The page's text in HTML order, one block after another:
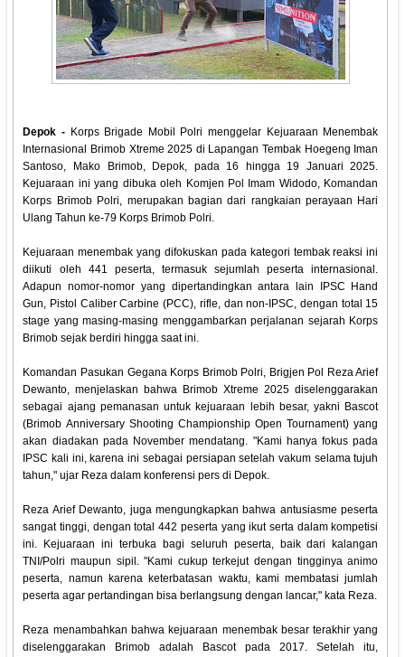
Depok - Korps Brigade Mobil Polri menggelar Kejuaraan Menembak
Internasional Brimob Xtreme 2025 di Lapangan Tembak Hoegeng Iman
Santoso, Mako Brimob, Depok, pada 16 hingga 19 Januari 2025.
Kejuaraan ini yang dibuka oleh Komjen Pol Imam Widodo, Komandan
Korps Brimob Polri, merupakan bagian dari rangkaian perayaan Hari
Ulang Tahun ke-79 Korps Brimob Polri.
Kejuaraan menembak yang difokuskan pada kategori tembak reaksi ini
diikuti oleh 441 peserta, termasuk sejumlah peserta internasional.
Adapun nomor-nomor yang dipertandingkan antara lain IPSC Hand
Gun, Pistol Caliber Carbine (PCC), rifle, dan non-IPSC, dengan total 15
stage yang masing-masing menggambarkan perjalanan sejarah Korps
Brimob sejak berdiri hingga saat ini.
Komandan Pasukan Gegana Korps Brimob Polri, Brigjen Pol Reza Arief
Dewanto, menjelaskan bahwa Brimob Xtreme 2025 diselenggarakan
sebagai ajang pemanasan untuk kejuaraan lebih besar, yakni Bascot
(Brimob Anniversary Shooting Championship Open Tournament) yang
akan diadakan pada November mendatang. "Kami hanya fokus pada
IPSC kali ini, karena ini sebagai persiapan setelah vakum selama tujuh
tahun," ujar Reza dalam konferensi pers di Depok.
Reza Arief Dewanto, juga mengungkapkan bahwa antusiasme peserta
sangat tinggi, dengan total 442 peserta yang ikut serta dalam kompetisi
ini. Kejuaraan ini terbuka bagi seluruh peserta, baik dari kalangan
TNI/Polri maupun sipil. "Kami cukup terkejut dengan tingginya animo
peserta, namun karena keterbatasan waktu, kami membatasi jumlah
peserta agar pertandingan bisa berlangsung dengan lancar," kata Reza.
Reza menambahkan bahwa kejuaraan menembak besar terakhir yang
diselenggarakan Brimob adalah Bascot pada 2017. Setelah itu,